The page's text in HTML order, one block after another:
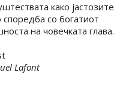
како јастозите
со богатиот
на човечката глава.
Lafont